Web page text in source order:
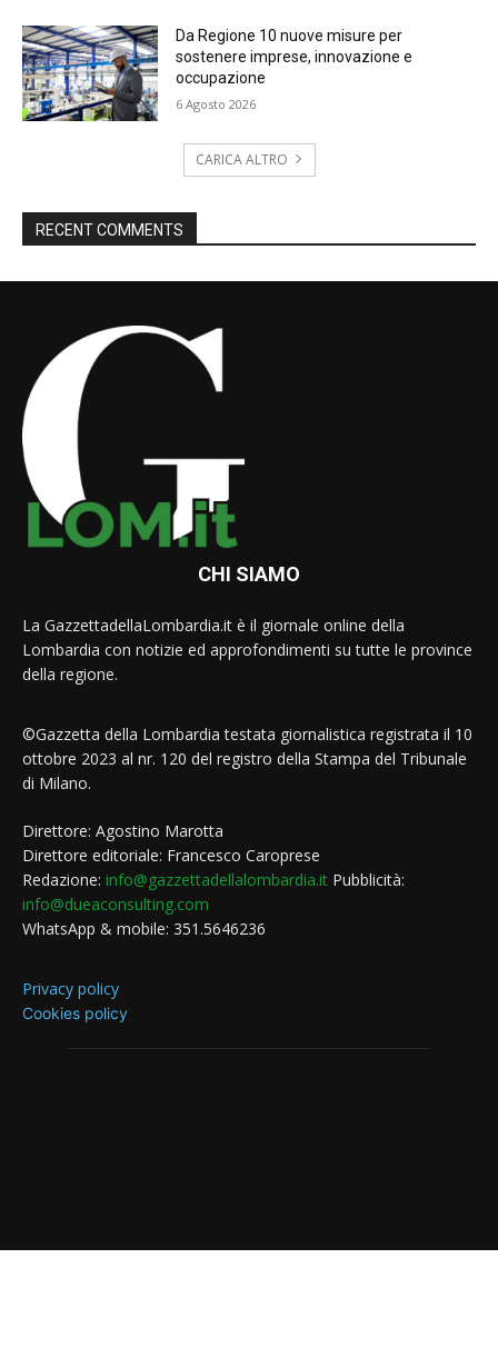
Da Regione 10 nuove misure per
sostenere imprese, innovazione e
occupazione
6 Agosto 2026
CARICA ALTRO
RECENT COMMENTS
CHI SIAMO
La GazzettadellaLombardia.it è il giornale online della
Lombardia con notizie ed approfondimenti su tutte le province
della regione.
©Gazzetta della Lombardia testata giornalistica registrata il 10
ottobre 2023 al nr. 120 del registro della Stampa del Tribunale
di Milano.
Direttore: Agostino Marotta
Direttore editoriale: Francesco Caroprese
Redazione: info@gazzettadellalombardia.it Pubblicità:
info@dueaconsulting.com
WhatsApp & mobile: 351.5646236
Privacy policy
Cookies policy